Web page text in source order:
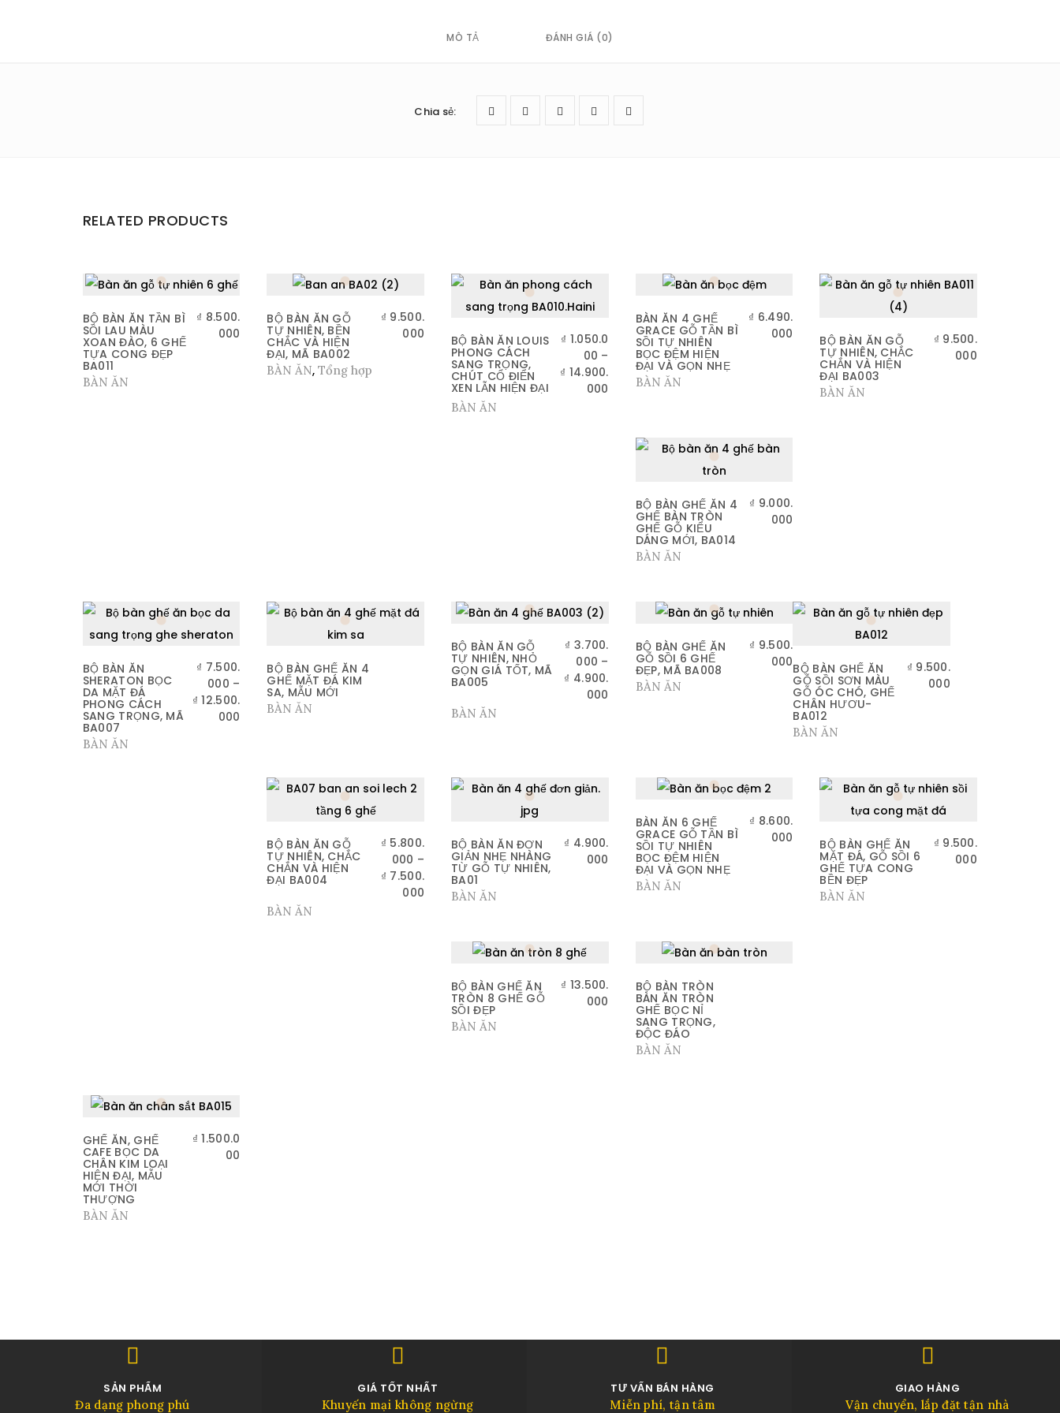
MÔ TẢ ĐÁNH GIÁ (0)
Chia sẻ:
RELATED PRODUCTS
BỘ BÀN ĂN TẦN BÌ
SỒI LAU MÀU
XOAN ĐÀO, 6 GHẾ
TỰA CONG ĐẸP
BA011
₫ 8.500.
000
BÀN ĂN
BỘ BÀN ĂN GỖ
TỰ NHIÊN, BỀN
CHẮC VÀ HIỆN
ĐẠI, MÃ BA002
₫ 9.500.
000
BÀN ĂN,Tổng hợp
BỘ BÀN ĂN LOUIS
PHONG CÁCH
SANG TRỌNG,
CHÚT CỔ ĐIỂN
XEN LẪN HIỆN ĐẠI
₫ 1.050.0
00 –
₫ 14.900.
000
BÀN ĂN
BÀN ĂN 4 GHẾ
GRACE GỖ TẦN BÌ
SỒI TỰ NHIÊN
BỌC ĐỆM HIỆN
ĐẠI VÀ GỌN NHẸ
₫ 6.490.
000
BÀN ĂN
BỘ BÀN ĂN GỖ
TỰ NHIÊN, CHẮC
CHẮN VÀ HIỆN
ĐẠI BA003
₫ 9.500.
000
BÀN ĂN
BỘ BÀN GHẾ ĂN 4
GHẾ BÀN TRÒN
GHẾ GỖ KIỂU
DÁNG MỚI, BA014
₫ 9.000.
000
BÀN ĂN
BỘ BÀN ĂN
SHERATON BỌC
DA MẶT ĐÁ
PHONG CÁCH
SANG TRỌNG, MÃ
BA007
₫ 7.500.
000 –
₫ 12.500.
000
BÀN ĂN
BỘ BÀN GHẾ ĂN 4
GHẾ MẶT ĐÁ KIM
SA, MẪU MỚI
BÀN ĂN
BỘ BÀN ĂN GỖ
TỰ NHIÊN, NHỎ
GỌN GIÁ TỐT, MÃ
BA005
₫ 3.700.
000 –
₫ 4.900.
000
BÀN ĂN
BỘ BÀN GHẾ ĂN
GỖ SỒI 6 GHẾ
ĐẸP, MÃ BA008
₫ 9.500.
000
BÀN ĂN
BỘ BÀN GHẾ ĂN
GỖ SỒI SƠN MÀU
GỖ ÓC CHÓ, GHẾ
CHÂN HƯƠU-
BA012
₫ 9.500.
000
BÀN ĂN
BỘ BÀN ĂN GỖ
TỰ NHIÊN, CHẮC
CHẮN VÀ HIỆN
ĐẠI BA004
₫ 5.800.
000 –
₫ 7.500.
000
BÀN ĂN
BỘ BÀN ĂN ĐƠN
GIẢN NHẸ NHÀNG
TỪ GỖ TỰ NHIÊN,
BA01
₫ 4.900.
000
BÀN ĂN
BÀN ĂN 6 GHẾ
GRACE GỖ TẦN BÌ
SỒI TỰ NHIÊN
BỌC ĐỆM HIỆN
ĐẠI VÀ GỌN NHẸ
₫ 8.600.
000
BÀN ĂN
BỘ BÀN GHẾ ĂN
MẶT ĐÁ, GỖ SỒI 6
GHẾ TỰA CONG
BỀN ĐẸP
₫ 9.500.
000
BÀN ĂN
BỘ BÀN GHẾ ĂN
TRÒN 8 GHẾ GỖ
SỒI ĐẸP
₫ 13.500.
000
BÀN ĂN
BỘ BÀN TRÒN
BÀN ĂN TRÒN
GHẾ BỌC NỈ
SANG TRỌNG,
ĐỘC ĐÁO
BÀN ĂN
GHẾ ĂN, GHẾ
CAFE BỌC DA
CHÂN KIM LOẠI
HIỆN ĐẠI, MẪU
MỚI THỜI
THƯỢNG
₫ 1.500.0
00
BÀN ĂN
SẢN PHẨM
Đa dạng phong phú
GIÁ TỐT NHẤT
Khuyến mại không ngừng
TƯ VẤN BÁN HÀNG
Miễn phí, tận tâm
GIAO HÀNG
Vận chuyển, lắp đặt tận nhà